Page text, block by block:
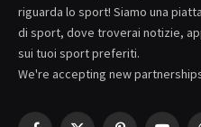
riguarda lo sport! Siamo una
di sport, dove troverai notizie,
sui tuoi sport preferiti.
We're accepting new